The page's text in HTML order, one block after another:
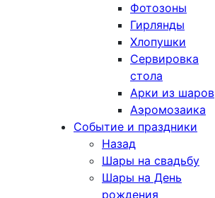
Фотозоны
Гирлянды
Хлопушки
Сервировка
стола
Арки из шаров
Аэромозаика
Событие и праздники
Назад
Шары на свадьбу
Шары на День
рождения